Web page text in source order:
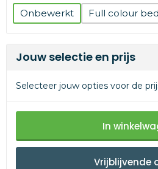
Onbewerkt
Full colour
Jouw selectie en prijs
Selecteer jouw opties voor de
In
Vrijblijvende